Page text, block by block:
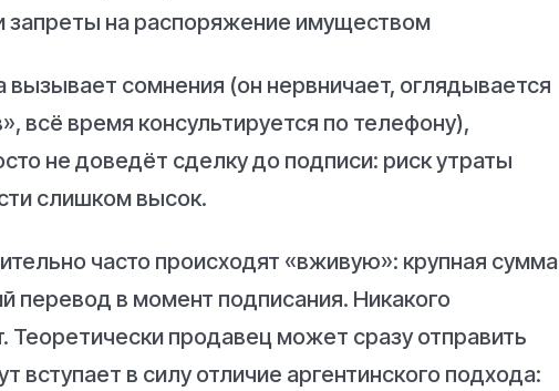
запреты на распоряжение имуществом
вызывает сомнения (он нервничает, оглядывается
всё время консультируется по телефону),
не доведёт сделку до подписи: риск утраты
слишком высок.
часто происходят «вживую»: крупная сумма
перевод в момент подписания. Никакого
Теоретически продавец может сразу отправить
вступает в силу отличие аргентинского подхода: